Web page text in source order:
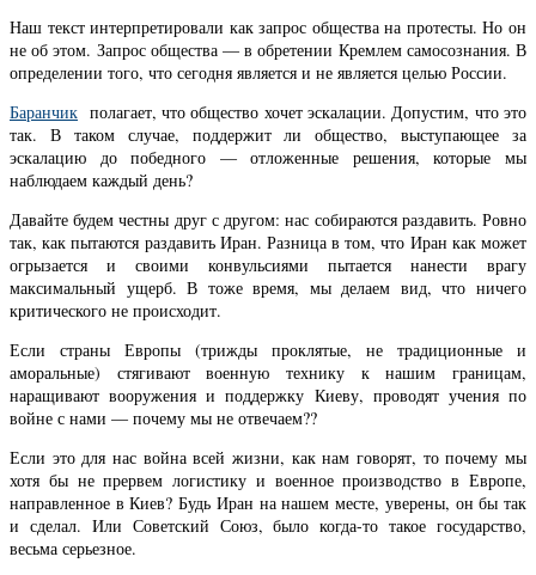
Наш текст интерпретировали как запрос общества на протесты. Но он
не об этом. Запрос общества — в обретении Кремлем самосознания. В
определении того, что сегодня является и не является целью России.
Баранчик полагает, что общество хочет эскалации. Допустим, что это
так. В таком случае, поддержит ли общество, выступающее за
эскалацию до победного — отложенные решения, которые мы
наблюдаем каждый день?
Давайте будем честны друг с другом: нас собираются раздавить. Ровно
так, как пытаются раздавить Иран. Разница в том, что Иран как может
огрызается и своими конвульсиями пытается нанести врагу
максимальный ущерб. В тоже время, мы делаем вид, что ничего
критического не происходит.
Если страны Европы (трижды проклятые, не традиционные и
аморальные) стягивают военную технику к нашим границам,
наращивают вооружения и поддержку Киеву, проводят учения по
войне с нами — почему мы не отвечаем??
Если это для нас война всей жизни, как нам говорят, то почему мы
хотя бы не прервем логистику и военное производство в Европе,
направленное в Киев? Будь Иран на нашем месте, уверены, он бы так
и сделал. Или Советский Союз, было когда-то такое государство,
весьма серьезное.